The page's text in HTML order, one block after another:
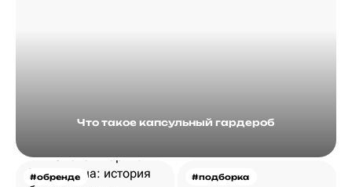
Что такое капсульный гардероб
#обренде #подборка